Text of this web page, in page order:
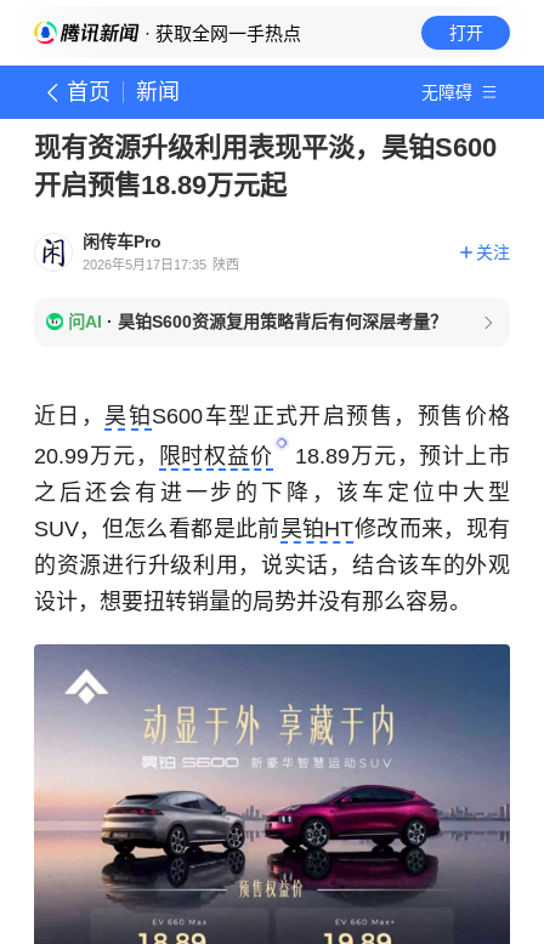
· 获取全网一手热点 打开
首页 新闻 无障碍
现有资源升级利用表现平淡，昊铂S600
开启预售18.89万元起
闲传车Pro
2026年5月17日17:35 陕西
关注
问AI · 昊铂S600资源复用策略背后有何深层考量？
近日， 昊铂S600车型正式开启预售，预售价格
20.99万元，
限时权益价
18.89万元，预计上市
之后还会有进一步的下降，该车定位中大型
SUV，但怎么看都是此前昊铂HT修改而来，现有
的资源进行升级利用，说实话，结合该车的外观
设计，想要扭转销量的局势并没有那么容易。